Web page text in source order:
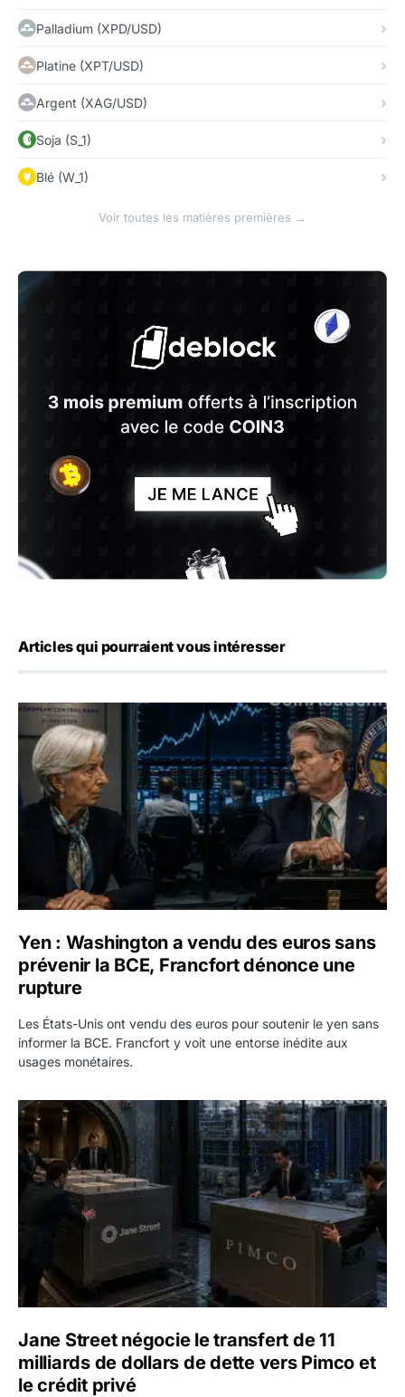
Palladium (XPD/USD)
Platine (XPT/USD)
Argent (XAG/USD)
Soja (S_1)
Blé (W_1)
Voir toutes les matières premières →
Articles qui pourraient vous intéresser
Yen : Washington a vendu des euros sans prévenir la
Yen : Washington a vendu des euros sans
prévenir la BCE, Francfort dénonce une
rupture
Les États-Unis ont vendu des euros pour soutenir le yen sans
informer la BCE. Francfort y voit une entorse inédite aux
usages monétaires.
Jane Street négocie le transfert de 11 milliards de
Jane Street négocie le transfert de 11
milliards de dollars de dette vers Pimco et
le crédit privé